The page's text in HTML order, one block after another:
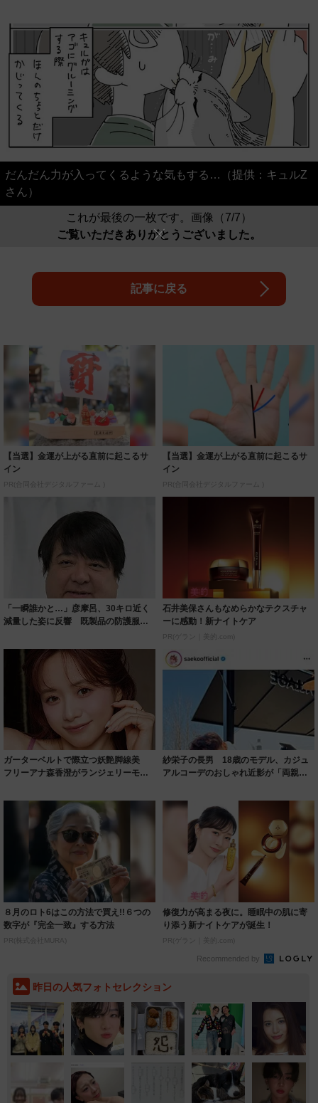
だんだん力が入ってくるような気もする…（提供：キュルZ
さん）
これが最後の一枚です。画像（7/7）
ご覧いただきありがとうございました。
記事に戻る
【当選】金運が上がる直前に起こるサ
イン
PR(合同会社デジタルファーム )
【当選】金運が上がる直前に起こるサ
イン
PR(合同会社デジタルファーム )
「一瞬誰かと…」彦摩呂、30キロ近く
減量した姿に反響 既製品の防護服が
石井美保さんもなめらかなテクスチャ
ーに感動！新ナイトケア
PR(ゲラン｜美的.com)
ガーターベルトで際立つ妖艶脚線美
フリーアナ森香澄がランジェリーモデ
紗栄子の長男 18歳のモデル、カジュ
アルコーデのおしゃれ近影が「両親の
８月のロト6はこの方法で買え!!６つの
数字が『完全一致』する方法
PR(株式会社MURA)
修復力が高まる夜に。睡眠中の肌に寄
り添う新ナイトケアが誕生！
PR(ゲラン｜美的.com)
Recommended by
昨日の人気フォトセレクション